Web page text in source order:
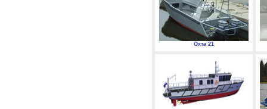
Охта 21